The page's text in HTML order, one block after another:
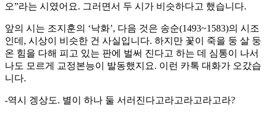
오”라는 시였어요. 그러면서 두 시가 비슷하다고 했습니다.
앞의 시는 조지훈의 ‘낙화’, 다음 것은 송순(1493~1583)의 시조
인데, 시상이 비슷한 건 사실입니다. 하지만 꽃이 죽을 둥 살 둥
온 힘을 다해 피고 있는 판에 벌써 진다고 하는 데 심통이 나서
나도 모르게 교정본능이 발동했지요. 이런 카톡 대화가 오갔습
니다.
-역시 겡상도. 별이 하나 둘 서러진다고라고라고라고라?